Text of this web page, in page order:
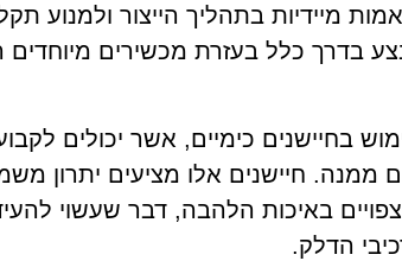
מיידיות בתהליך הייצור ולמנוע
בדרך כלל בעזרת מכשירים
בחיישנים כימיים, אשר יכולים
ממנה. חיישנים אלו מציעים יתרון
צפויים באיכות הלהבה, דבר שעשוי
הדלק.